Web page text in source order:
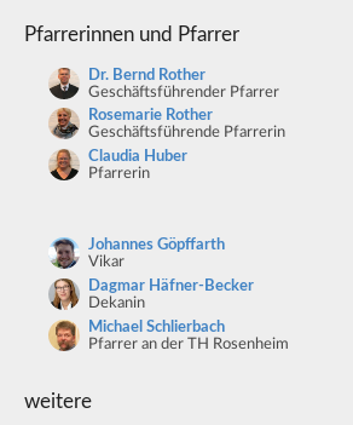
Pfarrerinnen und Pfarrer
Dr. Bernd Rother
Geschäftsführender Pfarrer
Rosemarie Rother
Geschäftsführende Pfarrerin
Claudia Huber
Pfarrerin
Johannes Göpffarth
Vikar
Dagmar Häfner-Becker
Dekanin
Michael Schlierbach
Pfarrer an der TH Rosenheim
weitere